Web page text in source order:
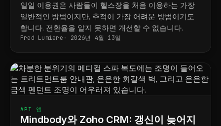
나 될까요?
일일 이용권은 사람들이 헬스장을 처음 이용하는 가장
일반적인 방법이지만, 추적이 가장 어려운 방법이기도
합니다. 전환율을 알지 못하면 개선할 수 없습니다.
Fred Lumiere 2026년 4월 13일
API 앱
Mindbody와 Zoho CRM: 갱신이 늦어지